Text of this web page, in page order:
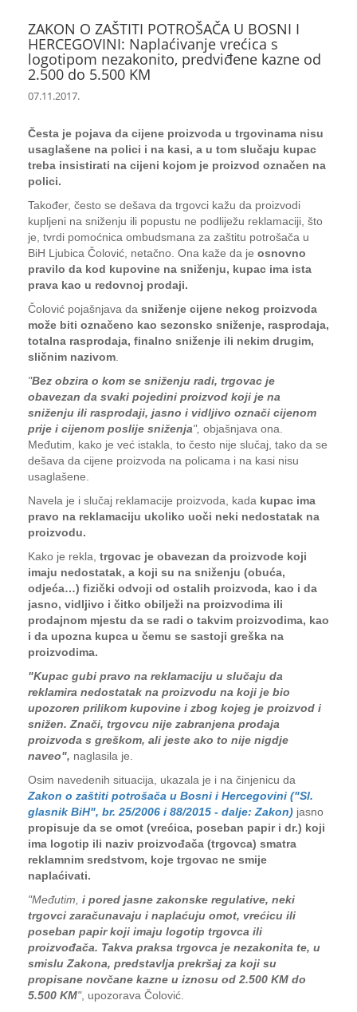
ZAKON O ZAŠTITI POTROŠAČA U BOSNI I
HERCEGOVINI: Naplaćivanje vrećica s
logotipom nezakonito, predviđene kazne od
2.500 do 5.500 KM
07.11.2017.
Česta je pojava da cijene proizvoda u trgovinama nisu
usaglašene na polici i na kasi, a u tom slučaju kupac
treba insistirati na cijeni kojom je proizvod označen na
polici.
Također, često se dešava da trgovci kažu da proizvodi
kupljeni na sniženju ili popustu ne podliježu reklamaciji, što
je, tvrdi pomoćnica ombudsmana za zaštitu potrošača u
BiH Ljubica Čolović, netačno. Ona kaže da je osnovno
pravilo da kod kupovine na sniženju, kupac ima ista
prava kao u redovnoj prodaji.
Čolović pojašnjava da sniženje cijene nekog proizvoda
može biti označeno kao sezonsko sniženje, rasprodaja,
totalna rasprodaja, finalno sniženje ili nekim drugim,
sličnim nazivom
"Bez obzira o kom se sniženju radi, trgovac je
obavezan da svaki pojedini proizvod koji je na
sniženju ili rasprodaji, jasno i vidljivo označi cijenom
prije i cijenom poslije sniženja", objašnjava ona.
Međutim, kako je već istakla, to često nije slučaj, tako da se
dešava da cijene proizvoda na policama i na kasi nisu
usaglašene.
Navela je i slučaj reklamacije proizvoda, kada kupac ima
pravo na reklamaciju ukoliko uoči neki nedostatak na
proizvodu.
Kako je rekla, trgovac je obavezan da proizvode koji
imaju nedostatak, a koji su na sniženju (obuća,
odjeća…) fizički odvoji od ostalih proizvoda, kao i da
jasno, vidljivo i čitko obilježi na proizvodima ili
prodajnom mjestu da se radi o takvim proizvodima, kao
i da upozna kupca u čemu se sastoji greška na
proizvodima.
"Kupac gubi pravo na reklamaciju u slučaju da
reklamira nedostatak na proizvodu na koji je bio
upozoren prilikom kupovine i zbog kojeg je proizvod i
snižen. Znači, trgovcu nije zabranjena prodaja
proizvoda s greškom, ali jeste ako to nije nigdje
naveo", naglasila je.
Osim navedenih situacija, ukazala je i na činjenicu da
Zakon o zaštiti potrošača u Bosni i Hercegovini ("Sl.
glasnik BiH", br. 25/2006 i 88/2015 - dalje: Zakon) jasno
propisuje da se omot (vrećica, poseban papir i dr.) koji
ima logotip ili naziv proizvođača (trgovca) smatra
reklamnim sredstvom, koje trgovac ne smije
naplaćivati.
"Međutim, i pored jasne zakonske regulative, neki
trgovci zaračunavaju i naplaćuju omot, vrećicu ili
poseban papir koji imaju logotip trgovca ili
proizvođača. Takva praksa trgovca je nezakonita te, u
smislu Zakona, predstavlja prekršaj za koji su
propisane novčane kazne u iznosu od 2.500 KM do
5.500 KM", upozorava Čolović.